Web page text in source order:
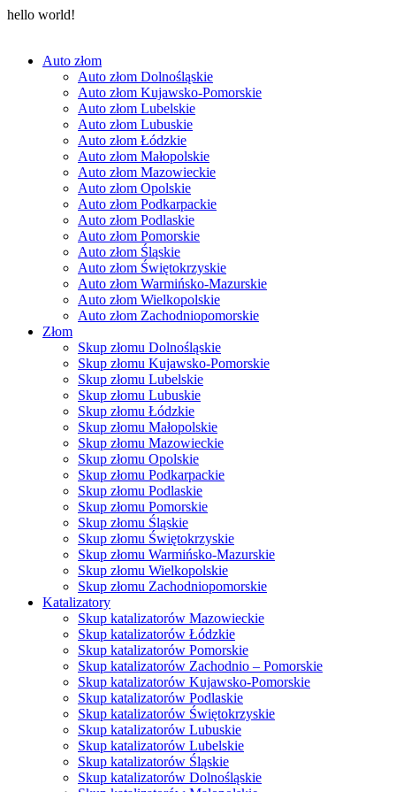
hello world!
Auto złom
Auto złom Dolnośląskie
Auto złom Kujawsko-Pomorskie
Auto złom Lubelskie
Auto złom Lubuskie
Auto złom Łódzkie
Auto złom Małopolskie
Auto złom Mazowieckie
Auto złom Opolskie
Auto złom Podkarpackie
Auto złom Podlaskie
Auto złom Pomorskie
Auto złom Śląskie
Auto złom Świętokrzyskie
Auto złom Warmińsko-Mazurskie
Auto złom Wielkopolskie
Auto złom Zachodniopomorskie
Złom
Skup złomu Dolnośląskie
Skup złomu Kujawsko-Pomorskie
Skup złomu Lubelskie
Skup złomu Lubuskie
Skup złomu Łódzkie
Skup złomu Małopolskie
Skup złomu Mazowieckie
Skup złomu Opolskie
Skup złomu Podkarpackie
Skup złomu Podlaskie
Skup złomu Pomorskie
Skup złomu Śląskie
Skup złomu Świętokrzyskie
Skup złomu Warmińsko-Mazurskie
Skup złomu Wielkopolskie
Skup złomu Zachodniopomorskie
Katalizatory
Skup katalizatorów Mazowieckie
Skup katalizatorów Łódzkie
Skup katalizatorów Pomorskie
Skup katalizatorów Zachodnio – Pomorskie
Skup katalizatorów Kujawsko-Pomorskie
Skup katalizatorów Podlaskie
Skup katalizatorów Świętokrzyskie
Skup katalizatorów Lubuskie
Skup katalizatorów Lubelskie
Skup katalizatorów Śląskie
Skup katalizatorów Dolnośląskie